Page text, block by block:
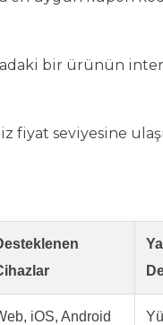
bir ürünün
seviyesine
iOS, Android